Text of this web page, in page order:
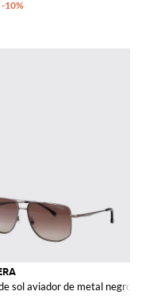
sol aviador de metal negro